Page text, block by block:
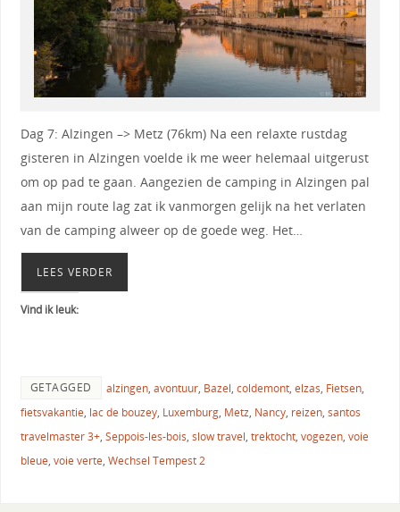
Dag 7: Alzingen –> Metz (76km) Na een relaxte rustdag
gisteren in Alzingen voelde ik me weer helemaal uitgerust
om op pad te gaan. Aangezien de camping in Alzingen pal
aan mijn route lag zat ik vanmorgen gelijk na het verlaten
van de camping alweer op de goede weg. Het…
LEES VERDER
Vind ik leuk:
GETAGGED alzingen, avontuur, Bazel, coldemont, elzas, Fietsen,
fietsvakantie, lac de bouzey, Luxemburg, Metz, Nancy, reizen, santos
travelmaster 3+, Seppois-les-bois, slow travel, trektocht, vogezen, voie
bleue, voie verte, Wechsel Tempest 2